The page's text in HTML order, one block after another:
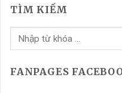
TÌM KIẾM
FANPAGES